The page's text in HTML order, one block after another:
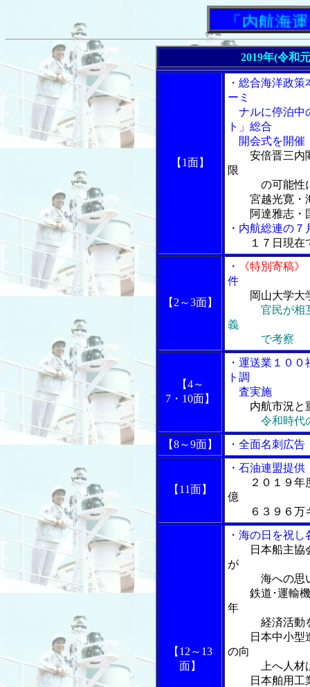
「内航海運新
2019年(令和
【1面】
・総合海洋政
ーミ
ナルに停泊中
ト」総合
開会式を開催
安倍晋三内
限
の可能性に
宮越光寛・海
阿達雅志・国
・内航総連の
１７日現
【2～3面】
・ 《特別寄稿》
件
岡山大学
官民が相
義
で考察
【4～
7・10面】
・運送業１０
ト調
査実施
内航市況と
令和時代
【8～9面】
・全面名刺広告
【11面】
・石油連盟提
２０１９
億
６３９６万キ
【12～13
面】
・海の日を祝
日本船主協
が
海への思い
鉄道･運輸機
年
経済活動を
日本中小型造
の向
上へ人材は
日本舶用工業